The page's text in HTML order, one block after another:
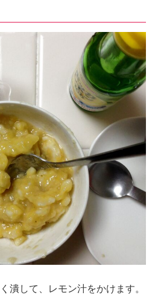
潰して、レモン汁をかけます。